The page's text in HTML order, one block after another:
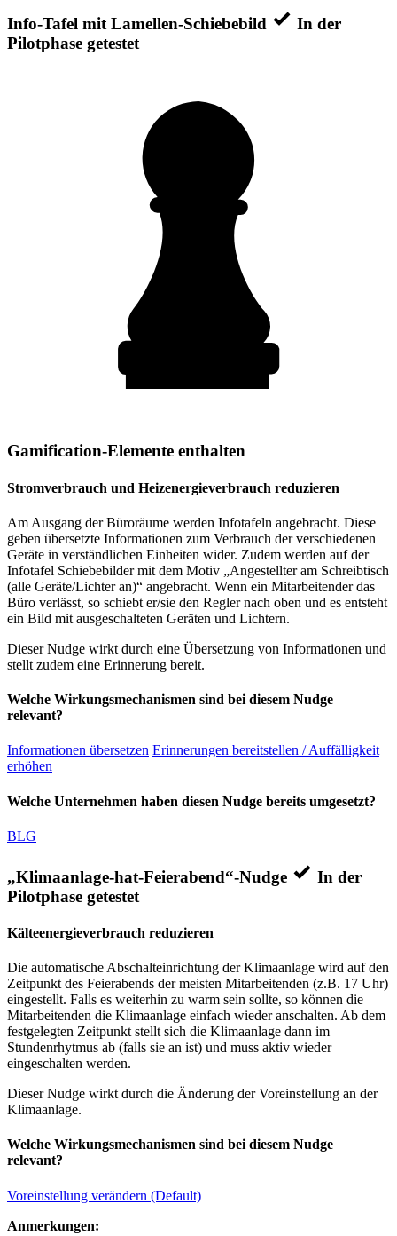
Info-Tafel mit Lamellen-Schiebebild
In der
Pilotphase getestet
Gamification-Elemente enthalten
Stromverbrauch und Heizenergieverbrauch reduzieren
Am Ausgang der Büroräume werden Infotafeln angebracht. Diese
geben übersetzte Informationen zum Verbrauch der verschiedenen
Geräte in verständlichen Einheiten wider. Zudem werden auf der
Infotafel Schiebebilder mit dem Motiv „Angestellter am Schreibtisch
(alle Geräte/Lichter an)“ angebracht. Wenn ein Mitarbeitender das
Büro verlässt, so schiebt er/sie den Regler nach oben und es entsteht
ein Bild mit ausgeschalteten Geräten und Lichtern.
Dieser Nudge wirkt durch eine Übersetzung von Informationen und
stellt zudem eine Erinnerung bereit.
Welche Wirkungsmechanismen sind bei diesem Nudge
relevant?
Informationen übersetzen Erinnerungen bereitstellen / Auffälligkeit
erhöhen
Welche Unternehmen haben diesen Nudge bereits umgesetzt?
BLG
„Klimaanlage-hat-Feierabend“-Nudge
In der
Pilotphase getestet
Kälteenergieverbrauch reduzieren
Die automatische Abschalteinrichtung der Klimaanlage wird auf den
Zeitpunkt des Feierabends der meisten Mitarbeitenden (z.B. 17 Uhr)
eingestellt. Falls es weiterhin zu warm sein sollte, so können die
Mitarbeitenden die Klimaanlage einfach wieder anschalten. Ab dem
festgelegten Zeitpunkt stellt sich die Klimaanlage dann im
Stundenrhytmus ab (falls sie an ist) und muss aktiv wieder
eingeschalten werden.
Dieser Nudge wirkt durch die Änderung der Voreinstellung an der
Klimaanlage.
Welche Wirkungsmechanismen sind bei diesem Nudge
relevant?
Voreinstellung verändern (Default)
Anmerkungen: